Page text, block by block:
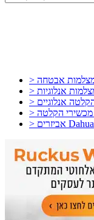
> אביזרים Dahua